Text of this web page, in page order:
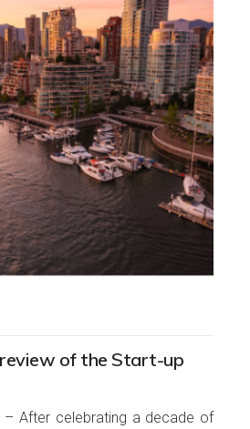
of the Start-up
– After celebrating a decade of